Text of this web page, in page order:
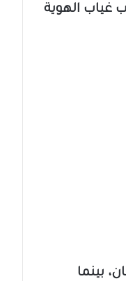
غياب الهوية
بينما